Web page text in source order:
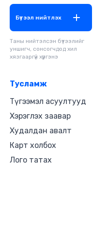
Бүтээл нийтлэх
Таны нийтэлсэн бүтээлийг
уншигч, сонсогчдод хил
хязгааргүй хүргэнэ
Тусламж
Түгээмэл асуултууд
Хэрэглэх заавар
Худалдан авалт
Карт холбох
Лого татах